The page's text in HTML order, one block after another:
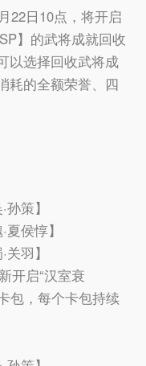
日10点，将开启
SP】的武将成就回收
以选择回收武将成
耗的全额荣誉、四
策】
侯惇】
羽】
启“汉室衰
包，每个卡包持续